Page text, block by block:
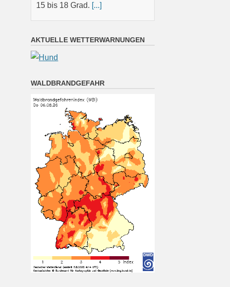
15 bis 18 Grad. [...]
wolkig; vereinzelt Schauer oder
Gewitter möglich. Nachts klar
auf 16 bis 10 Grad.
Das Regionalwetter für
Oberpfalz: Teils sonnig, teils
wolkig; vereinzelt Schauer oder
Gewitter möglich. Nachts klar
oder locker bewölkt, Abkühlung
auf 16 bis 10 Grad.[...]
München (7.8. 4:00): wolkig 18°
7 August 2026
Wetterwerte von Freitag
07.08.2026 04:00:
Wetterzustand: wolkig
AKTUELLE WETTERWARNUNGEN
WALDBRANDGEFAHR